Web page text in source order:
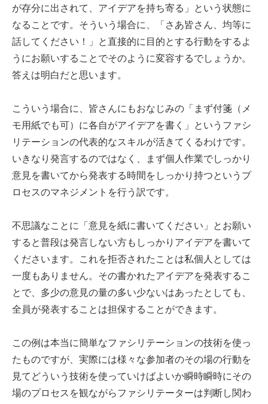
が存分に出されて、アイデアを持ち寄る」という状態に
なることです。そういう場合に、「さあ皆さん、均等に
話してください！」と直接的に目的とする行動をするよ
うにお願いすることでそのように変容するでしょうか。
答えは明白だと思います。
こういう場合に、皆さんにもおなじみの「まず付箋（メ
モ用紙でも可）に各自がアイデアを書く」というファシ
リテーションの代表的なスキルが活きてくるわけです。
いきなり発言するのではなく、まず個人作業でしっかり
意見を書いてから発表する時間をしっかり持つというプ
ロセスのマネジメントを行う訳です。
不思議なことに「意見を紙に書いてください」とお願い
すると普段は発言しない方もしっかりアイデアを書いて
くださいます。これを拒否されたことは私個人としては
一度もありません。その書かれたアイデアを発表するこ
とで、多少の意見の量の多い少ないはあったとしても、
全員が発表することは担保することができます。
この例は本当に簡単なファシリテーションの技術を使っ
たものですが、実際には様々な参加者のその場の行動を
見てどういう技術を使っていけばよいか瞬時瞬時にその
場のプロセスを観ながらファシリテーターは判断し関わ